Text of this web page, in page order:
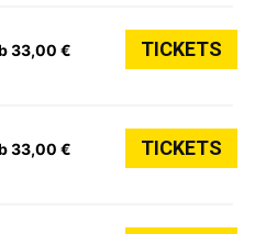
33,00 € TICKETS
33,00 € TICKETS